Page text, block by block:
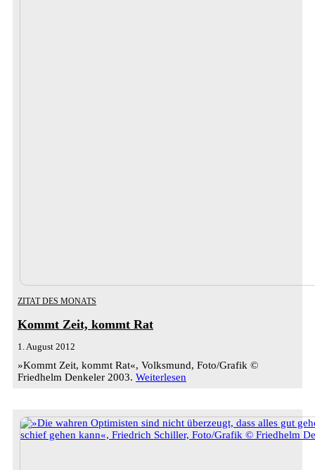
ZITAT DES MONATS
Kommt Zeit, kommt Rat
1. August 2012
»Kommt Zeit, kommt Rat«, Volksmund, Foto/Grafik ©
Friedhelm Denkeler 2003. Weiterlesen